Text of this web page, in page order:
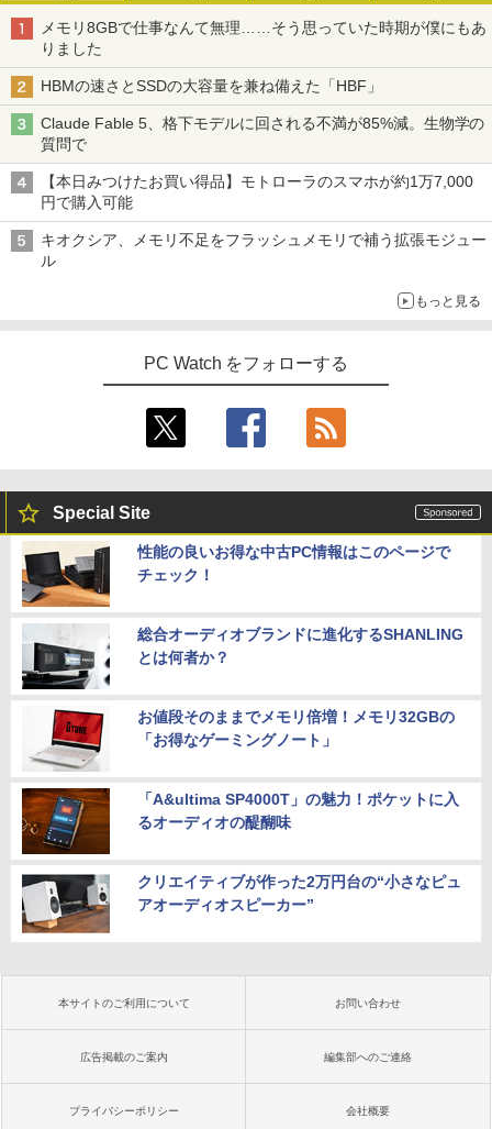
On My Road (Stadium ver.)
by Amazon 炭酸水 ラベルレス 500ml ×24本
art Basic)
￥1,625
コカ・コーラ やかんの麦茶 from 爽健美茶 ラ
￥2,009
HUNTER×HUNTER モノクロ版 39 (ジャンプ
コミックスDIGITAL)
￥572
版ビッグガンガンコミックス)
3
バムとケロのデイブック Bam and Ker
￥4,950
4
転生したら第七王子だったので、気まま
石沢庸介 ]
ん1000 英語つき [ 小学館 ]
￥5,478
メモリ8GBで仕事なんて無理……そう思っていた時期が僕にもあ
りました
HBMの速さとSSDの大容量を兼ね備えた「HBF」
Claude Fable 5、格下モデルに回される不満が85%減。生物学の
質問で
【本日みつけたお買い得品】モトローラのスマホが約1万7,000
円で購入可能
キオクシア、メモリ不足をフラッシュメモリで補う拡張モジュー
ル
もっと見る
PC Watch をフォローする
Special Site
性能の良いお得な中古PC情報はこのページで
チェック！
総合オーディオブランドに進化するSHANLING
とは何者か？
お値段そのままでメモリ倍増！メモリ32GBの
「お得なゲーミングノート」
「A&ultima SP4000T」の魅力！ポケットに入
るオーディオの醍醐味
クリエイティブが作った2万円台の“小さなピュ
アオーディオスピーカー”
本サイトのご利用について お問い合わせ
広告掲載のご案内 編集部へのご連絡
プライバシーポリシー 会社概要